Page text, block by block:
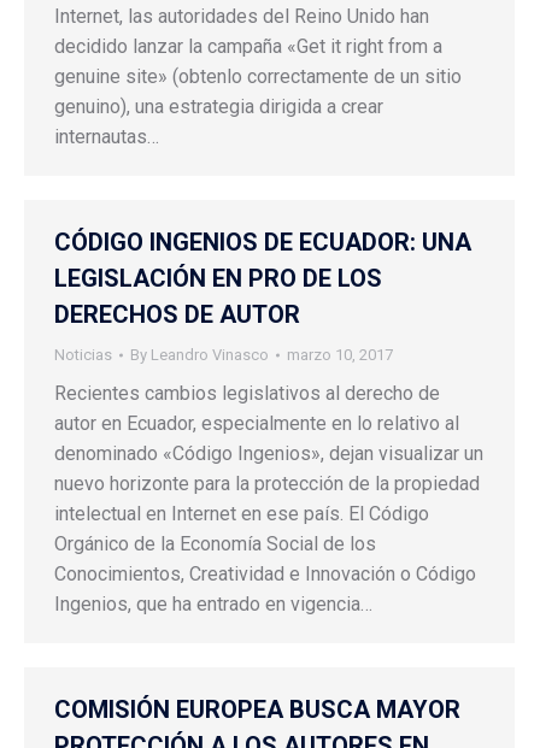
Internet, las autoridades del Reino Unido han
decidido lanzar la campaña «Get it right from a
genuine site» (obtenlo correctamente de un sitio
genuino), una estrategia dirigida a crear
internautas…
CÓDIGO INGENIOS DE ECUADOR: UNA
LEGISLACIÓN EN PRO DE LOS
DERECHOS DE AUTOR
Noticias By Leandro Vinasco marzo 10, 2017
Recientes cambios legislativos al derecho de
autor en Ecuador, especialmente en lo relativo al
denominado «Código Ingenios», dejan visualizar un
nuevo horizonte para la protección de la propiedad
intelectual en Internet en ese país. El Código
Orgánico de la Economía Social de los
Conocimientos, Creatividad e Innovación o Código
Ingenios, que ha entrado en vigencia…
COMISIÓN EUROPEA BUSCA MAYOR